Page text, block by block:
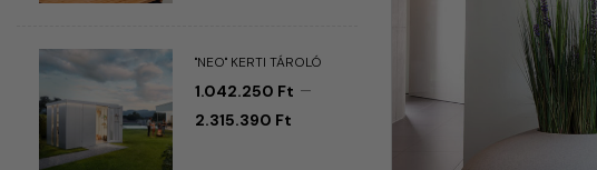
"NEO" KERTI TÁROLÓ
1.042.250 Ft –
2.315.390 Ft